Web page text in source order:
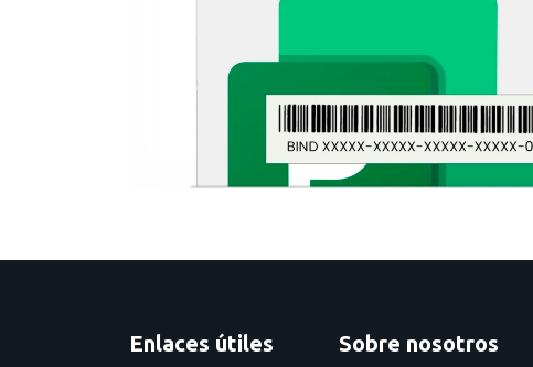
Enlaces útiles Sobre nosotros